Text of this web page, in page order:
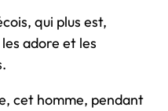
qui plus est,
adore et les
cet homme, pendant